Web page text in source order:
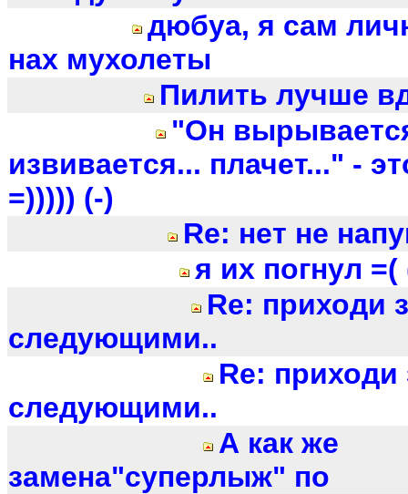
дюбуа, я сам
нах мухолеты
Пилить лучше
"Он
извивается... плачет..." -
=))))) (-)
Re: нет не
я их погнул =(
Re: приходи
следующими..
Re: приходи
следующими..
А как же
замена"суперлыж" по